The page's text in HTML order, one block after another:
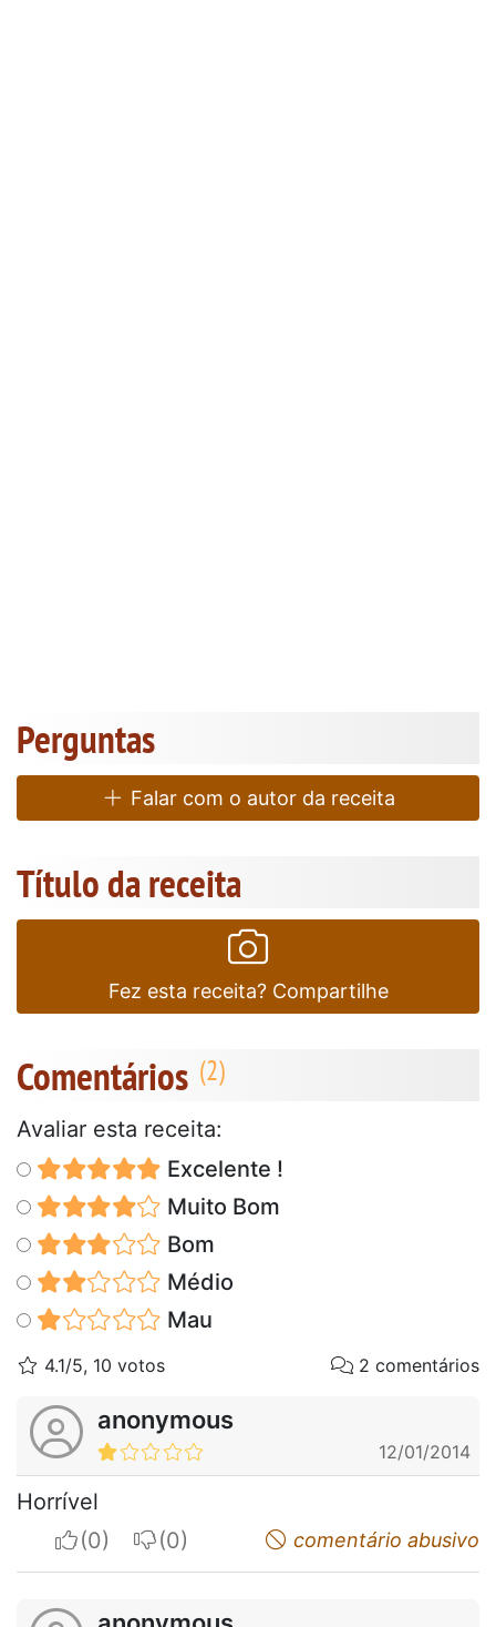
Perguntas
Falar com o autor da receita
Título da receita
Fez esta receita? Compartilhe
Comentários
Avaliar esta receita:
Excelente !
Muito Bom
Bom
Médio
Mau
4.1/5, 10 votos 2 comentários
anonymous
12/01/2014
Horrível
I apreciateI do not appreciatecomentário abusivo